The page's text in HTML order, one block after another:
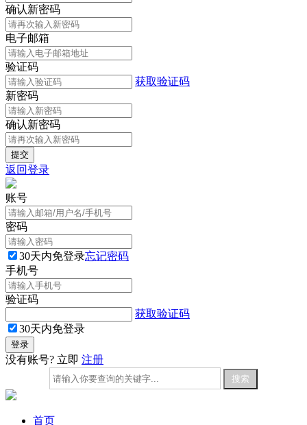
确认新密码
电子邮箱
验证码
获取验证码
新密码
确认新密码
返回登录
账号
密码
30天内免登录忘记密码
手机号
验证码
获取验证码
30天内免登录
没有账号? 立即 注册
首页